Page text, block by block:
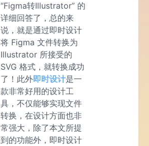
“Figma转Illustrator” 的
详细回答了，总的来
说，就是通过即时设计
将 Figma 文件转换为
Illustrator 所接受的
SVG 格式，就转换成功
了！此外即时设计是一
款非常好用的设计工
具，不仅能够实现文件
转换，在设计方面也非
常强大，除了本文所提
到的功能外，即时设计